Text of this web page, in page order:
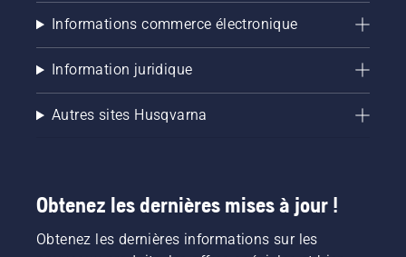
Informations commerce électronique
Information juridique
Autres sites Husqvarna
Obtenez les dernières mises à jour !
Obtenez les dernières informations sur les